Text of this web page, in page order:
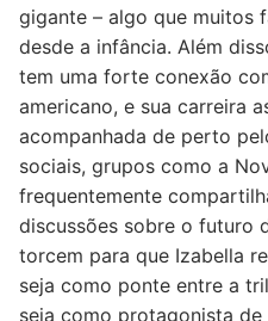
gigante – algo que muitos
desde a infância. Além
tem uma forte conexão
americano, e sua carreira
acompanhada de perto
sociais, grupos como a
frequentemente
discussões sobre o futuro
torcem para que Izabella
seja como ponte entre a
seja como protagonista